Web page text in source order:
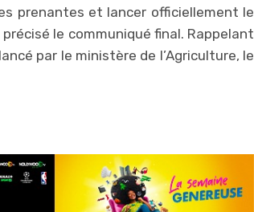
prenantes et lancer officiellement le
le communiqué final. Rappelant
par le ministère de l’Agriculture, le